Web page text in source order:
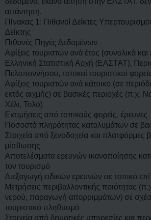
απάντηση.
Πίνακας 1: Πιθανοί Δείκτες
Δείκτης
Πιθανές Πηγές Δεδομένων
Αφίξεις τουριστών ανά έτος (συνολικά και
Ελληνική Στατιστική Αρχή (ΕΛΣΤΑΤ),
Πελοποννήσου, τοπικοί τουριστικοί φορείς
Αφίξεις τουριστών ανά κάτοικο (σε
εκτός αιχμής) σε βασικές περιοχές (π.χ.
Χέλι, Τολό)
Εκτιμήσεις από τοπικούς φορείς, έρευνες
Ποσοστά πληρότητας καταλυμάτων σε
Στοιχεία από ξενοδοχεία και πλατφόρμες
μίσθωσης
Αποτελέσματα ερευνών ικανοποίησης
τον τουρισμό
Διεξαγωγή ειδικών ερευνών σε τοπικό
Μετρήσεις περιβαλλοντικής ποιότητας
νερού, παραγωγή απορριμμάτων) σε
τουριστικό πληθυσμό
Στοιχεία από δημοτικές υπηρεσίες και